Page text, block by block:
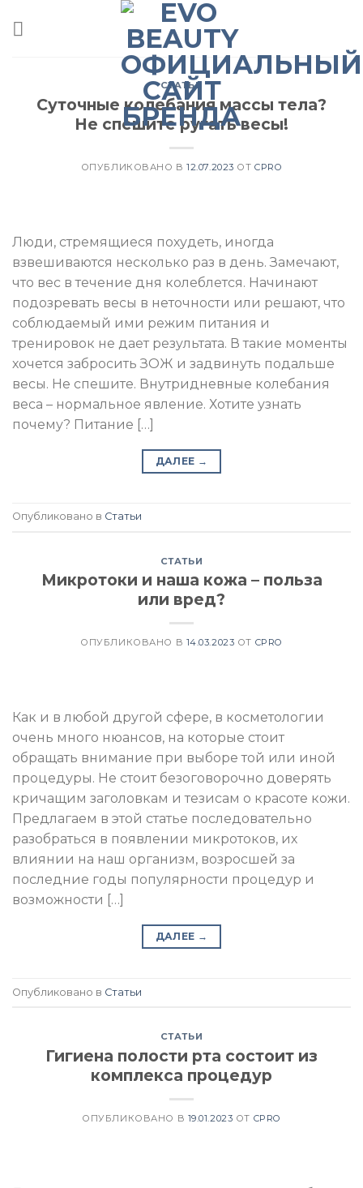
СТАТЬИ
Суточные колебания массы тела?
Не спешите ругать весы!
ОПУБЛИКОВАНО В12.07.2023 ОТ CPRO
Люди, стремящиеся похудеть, иногда
взвешиваются несколько раз в день. Замечают,
что вес в течение дня колеблется. Начинают
подозревать весы в неточности или решают, что
соблюдаемый ими режим питания и
тренировок не дает результата. В такие моменты
хочется забросить ЗОЖ и задвинуть подальше
весы. Не спешите. Внутридневные колебания
веса – нормальное явление. Хотите узнать
почему? Питание […]
ДАЛЕЕ →
Опубликовано в Статьи
СТАТЬИ
Микротоки и наша кожа – польза
или вред?
ОПУБЛИКОВАНО В 14.03.2023 ОТ CPRO
Как и в любой другой сфере, в косметологии
очень много нюансов, на которые стоит
обращать внимание при выборе той или иной
процедуры. Не стоит безоговорочно доверять
кричащим заголовкам и тезисам о красоте кожи.
Предлагаем в этой статье последовательно
разобраться в появлении микротоков, их
влиянии на наш организм, возросшей за
последние годы популярности процедур и
возможности […]
ДАЛЕЕ →
Опубликовано в Статьи
СТАТЬИ
Гигиена полости рта состоит из
комплекса процедур
ОПУБЛИКОВАНО В 19.01.2023 ОТ CPRO